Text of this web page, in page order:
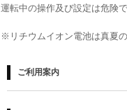
運転中の操作及び設定は危険
※リチウムイオン電池は真夏
ご利用案内